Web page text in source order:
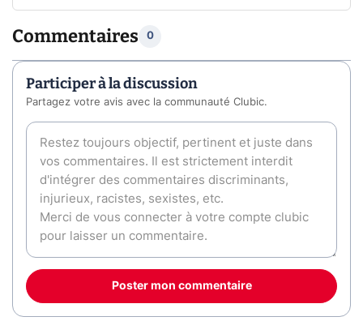
Commentaires 0
Participer à la discussion
Partagez votre avis avec la communauté Clubic.
Poster mon commentaire